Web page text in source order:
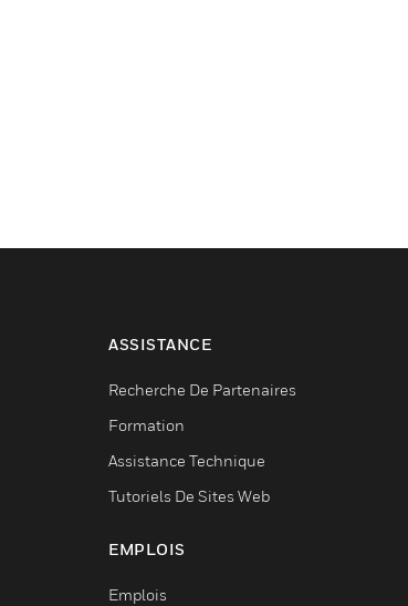
ASSISTANCE
Recherche De Partenaires
Formation
Assistance Technique
Tutoriels De Sites Web
EMPLOIS
Emplois